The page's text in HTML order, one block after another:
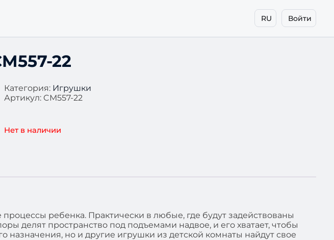
RU Войти
22
Категория: Игрушки
Артикул:CM557-22
Нет в наличии
ребенка. Практически в любые, где будут задействованы
делят пространство под подъемами надвое, и его хватает, чтобы
но и другие игрушки из детской комнаты найдут свое